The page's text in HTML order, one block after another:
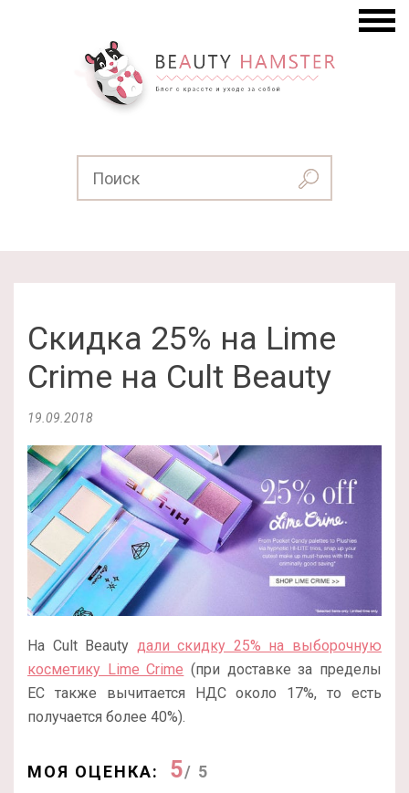
Скидка 25% на Lime
Crime на Cult Beauty
19.09.2018
На Cult Beauty дали скидку 25% на выборочную
косметику Lime Crime (при доставке за пределы
ЕС также вычитается НДС около 17%, то есть
получается более 40%).
МОЯ ОЦЕНКА: 5/ 5